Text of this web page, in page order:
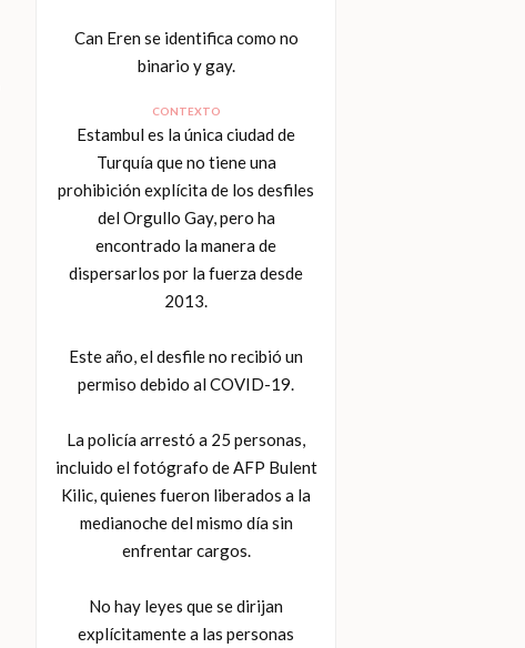
Can Eren se identifica como no
binario y gay.
CONTEXTO
Estambul es la única ciudad de
Turquía que no tiene una
prohibición explícita de los desfiles
del Orgullo Gay, pero ha
encontrado la manera de
dispersarlos por la fuerza desde
2013.
Este año, el desfile no recibió un
permiso debido al COVID-19.
La policía arrestó a 25 personas,
incluido el fotógrafo de AFP Bulent
Kilic, quienes fueron liberados a la
medianoche del mismo día sin
enfrentar cargos.
No hay leyes que se dirijan
explícitamente a las personas